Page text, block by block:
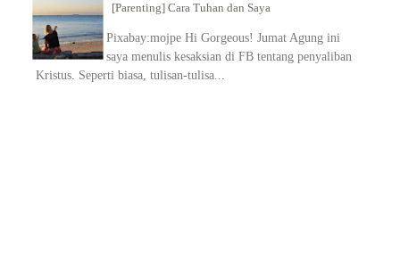
[Parenting] Cara Tuhan dan Saya
Pixabay:mojpe Hi Gorgeous! Jumat Agung ini
saya menulis kesaksian di FB tentang penyaliban
Kristus. Seperti biasa, tulisan-tulisa...